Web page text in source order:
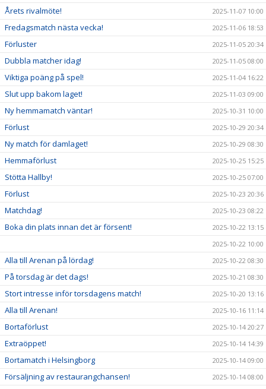
Årets rivalmöte! 2025-11-07 10:00
Fredagsmatch nästa vecka! 2025-11-06 18:53
Förluster 2025-11-05 20:34
Dubbla matcher idag! 2025-11-05 08:00
Viktiga poäng på spel! 2025-11-04 16:22
Slut upp bakom laget! 2025-11-03 09:00
Ny hemmamatch väntar! 2025-10-31 10:00
Förlust 2025-10-29 20:34
Ny match för damlaget! 2025-10-29 08:30
Hemmaförlust 2025-10-25 15:25
Stötta Hallby! 2025-10-25 07:00
Förlust 2025-10-23 20:36
Matchdag! 2025-10-23 08:22
Boka din plats innan det är försent!
2025-10-22 13:15
2025-10-22 10:00
Alla till Arenan på lördag! 2025-10-22 08:30
På torsdag är det dags! 2025-10-21 08:30
Stort intresse inför torsdagens match! 2025-10-20 13:16
Alla till Arenan! 2025-10-16 11:14
Bortaförlust 2025-10-14 20:27
Extraöppet! 2025-10-14 14:39
Bortamatch i Helsingborg 2025-10-14 09:00
Försäljning av restaurangchansen! 2025-10-14 08:00